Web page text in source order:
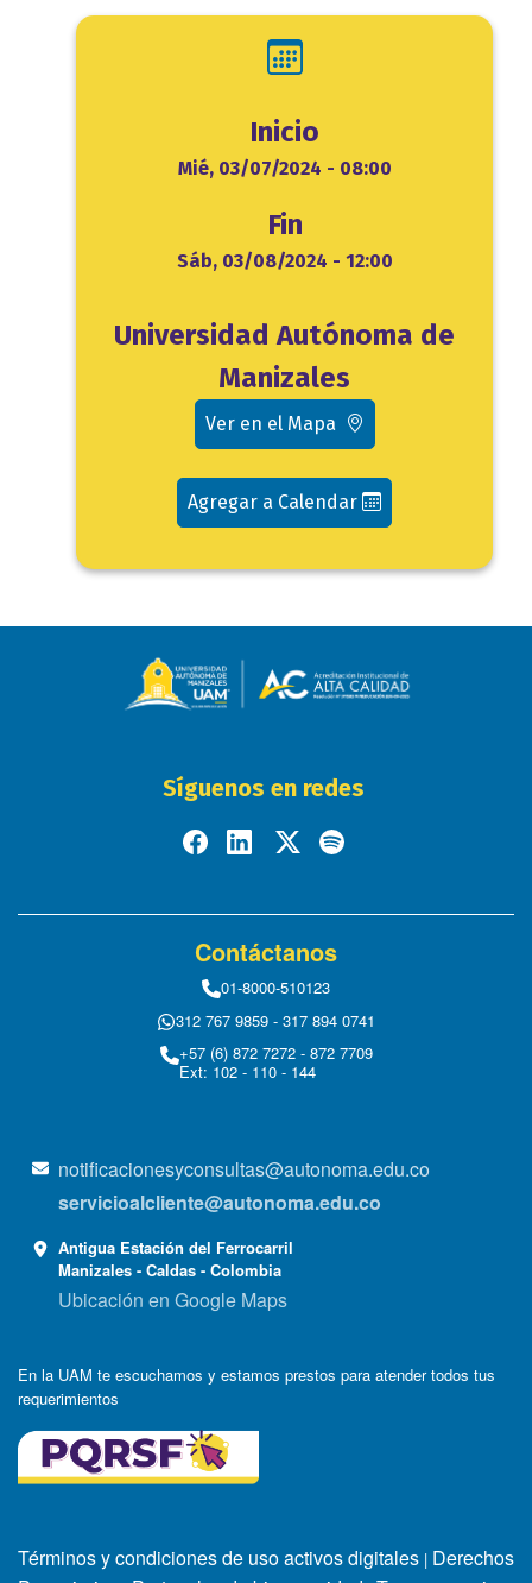
Inicio
Mié, 03/07/2024 - 08:00
Fin
Sáb, 03/08/2024 - 12:00
Ubicación
Universidad Autónoma de
Manizales
Ver en el Mapa
Agregar a Calendar
Síguenos en redes
Contáctanos
01-8000-510123
312 767 9859 - 317 894 0741
+57 (6) 872 7272 - 872 7709
Ext: 102 - 110 - 144
notificacionesyconsultas@autonoma.edu.co
servicioalcliente@autonoma.edu.co
Antigua Estación del Ferrocarril
Manizales - Caldas - Colombia
Ubicación en Google Maps
En la UAM te escuchamos y estamos prestos para atender todos tus
requerimientos
Términos y condiciones de uso activos digitales | Derechos